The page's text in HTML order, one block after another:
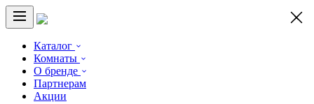
Каталог
Комнаты
О бренде
Партнерам
Акции
×